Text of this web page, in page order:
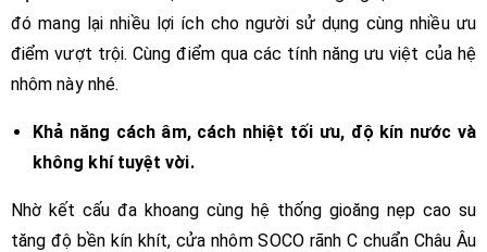
đó mang lại nhiều lợi ích cho người sử dụng cùng nhiều ưu
điểm vượt trội. Cùng điểm qua các tính năng ưu việt của hệ
nhôm này nhé.
Khả năng cách âm, cách nhiệt tối ưu, độ kín nước và
không khí tuyệt vời.
Nhờ kết cấu đa khoang cùng hệ thống gioăng nẹp cao su
tăng độ bền kín khít, cửa nhôm SOCO rãnh C chuẩn Châu Âu